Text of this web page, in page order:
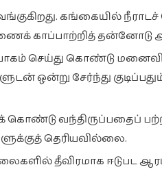
கங்கையில்
தன்னோடு
செய்து கொண்டு
ஒன்று சேர்ந்து
கொண்டு வந்திருப்பதைப்
தெரியவில்லை.
தீவிரமாக ஈடுபட